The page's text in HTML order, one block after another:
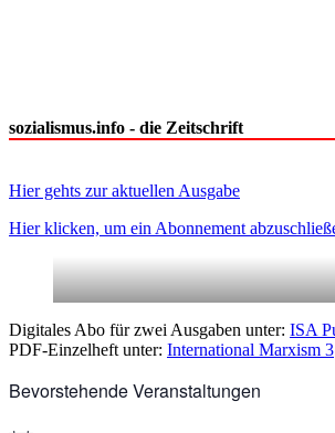
sozialismus.info - die Zeitschrift
Hier gehts zur aktuellen Ausgabe
Hier klicken, um ein Abonnement
Digitales Abo für zwei Ausgaben unter: ISA
PDF-Einzelheft unter: International Marxism 3
Bevorstehende Veranstaltungen